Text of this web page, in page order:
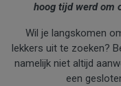
hoog tijd werd om
Wil je langskomen
lekkers uit te zoeken?
namelijk niet altijd
een